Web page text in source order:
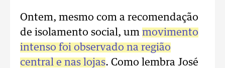
Ontem, mesmo com a recomendação
de isolamento social, um movimento
intenso foi observado na região
central e nas lojas. Como lembra José